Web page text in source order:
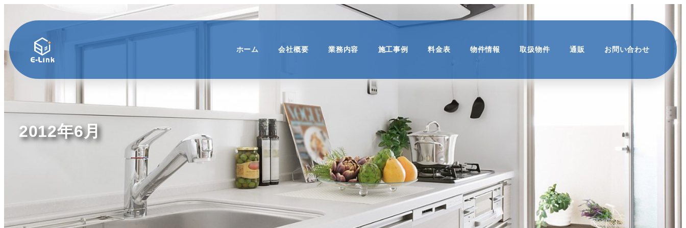
ホーム 会社概要 業務内容 施工事例 料金表 物件情報 取扱物件 通販 お問い合わせ
2012年6月